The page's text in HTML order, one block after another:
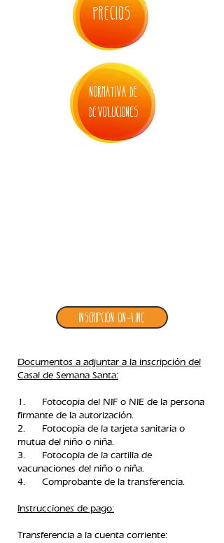
PRECIOS
normativa de
devoluciones
Inscripción ON-LINE
Documentos a adjuntar a la inscripción del
Casal de Semana Santa:
1. Fotocopia del NIF o NIE de la persona
firmante de la autorización.
2. Fotocopia de la tarjeta sanitaria o
mutua del niño o niña.
3. Fotocopia de la cartilla de
vacunaciones del niño o niña.
4. Comprobante de la transferencia.​
Instrucciones de pago:
Transferencia a la cuenta corriente: